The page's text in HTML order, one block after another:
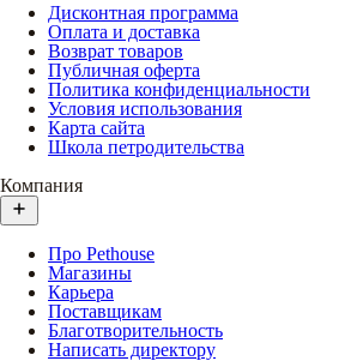
Дисконтная программа
Оплата и доставка
Возврат товаров
Публичная оферта
Политика конфиденциальности
Условия использования
Карта сайта
Школа петродительства
Компания
Про Pethouse
Магазины
Карьера
Поставщикам
Благотворительность
Написать директору